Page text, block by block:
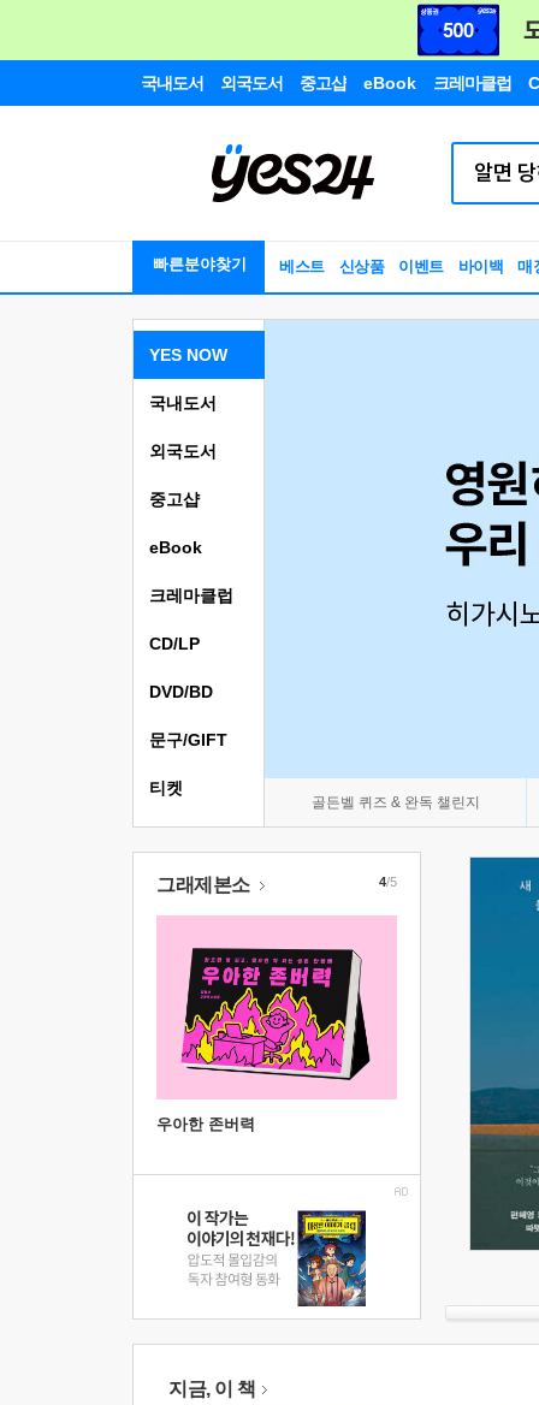
국내도서 외국도서 중고샵 eBook 크레마클럽
빠른분야찾기 베스트 신상품 이벤트 바이백 매
YES NOW
골든벨 퀴즈 & 완독 챌린지
국내도서
외국도서
중고샵
eBook
크레마클럽
CD/LP
DVD/BD
문구/GIFT
티켓
그래제본소
우아한 존버력
4/5
지금, 이 책